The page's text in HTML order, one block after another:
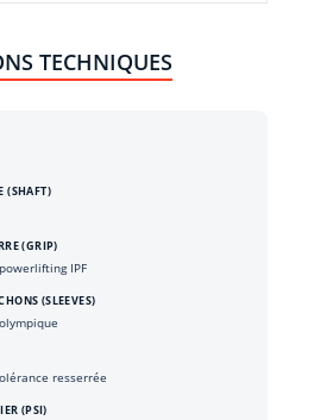
TECHNIQUES
(SHAFT)
(GRIP)
IPF
(SLEEVES)
resserrée
(PSI)